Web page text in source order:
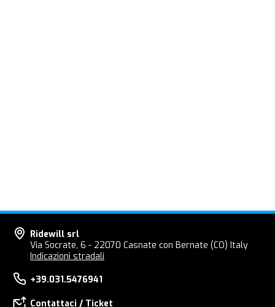
Ridewill srl
Via Socrate, 6 - 22070 Casnate con Bernate (CO) Italy
Indicazioni stradali
+39.031.5476941
Contattaci / Ticket